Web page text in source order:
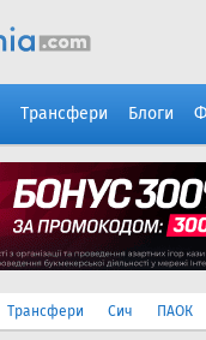
Трансфери Блоги
Трансфери Сич ПАОК